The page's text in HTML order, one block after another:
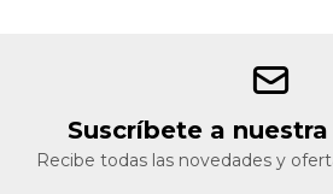
Suscríbete a
Recibe todas las novedades y